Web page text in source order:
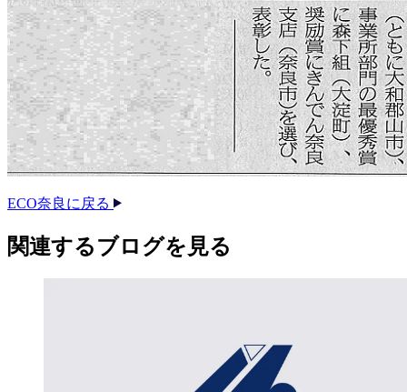
ECO奈良に戻る
関連する​ブログを​見る​